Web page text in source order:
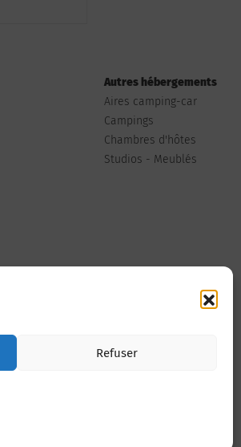
Refuser
Autres hébergements
Aires camping-car
Campings
Chambres d'hôtes
Studios - Meublés